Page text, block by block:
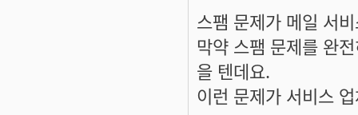
스팸 문제가 메일 서
막약 스팸 문제를 완
을 텐데요.
이런 문제가 서비스